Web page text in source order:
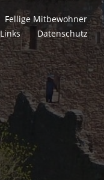
Fellige Mitbewohner
Links Datenschutz